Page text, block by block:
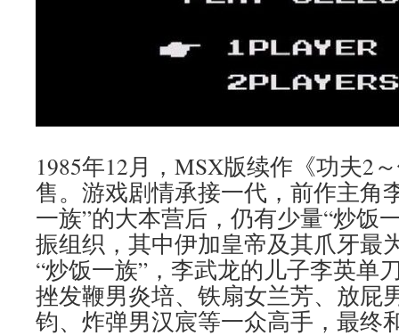
1985年12月，MSX版续作《功夫2
售。游戏剧情承接一代，前作主角
一族”的大本营后，仍有少量“炒饭
振组织，其中伊加皇帝及其爪牙最
“炒饭一族”，李武龙的儿子李英单
挫发鞭男炎培、铁扇女兰芳、放屁
钧、炸弹男汉宸等一众高手，最终